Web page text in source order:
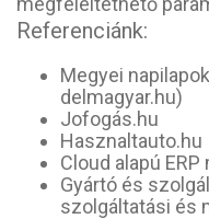
Referenciánk:
Megyei
delmagyar.hu)
Jofogás.hu
Hasznaltauto.hu
Cloud alapú
Gyártó és
szolgáltatási és